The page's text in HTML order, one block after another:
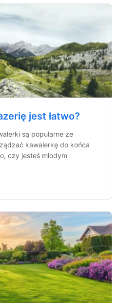
jest łatwo?
są popularne ze
kawalerkę do końca
czy jesteś młodym